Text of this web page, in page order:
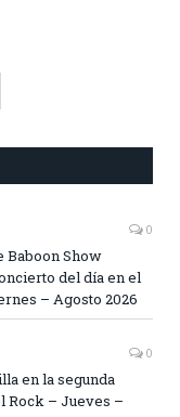
0
Baboon Show
del día en el
– Agosto 2026
0
en la segunda
Rock – Jueves –